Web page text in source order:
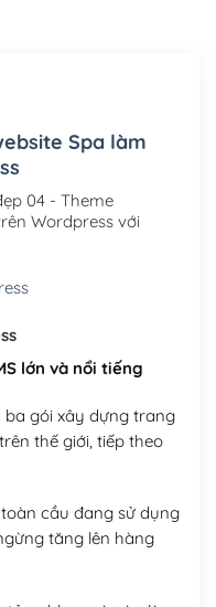
(1 năm)
(+300,000₫)
Spa làm
04 - Theme
Wordpress với
lớn và nổi tiếng
ba gói xây dựng trang
thế giới, tiếp theo
cầu đang sử dụng
tăng lên hàng